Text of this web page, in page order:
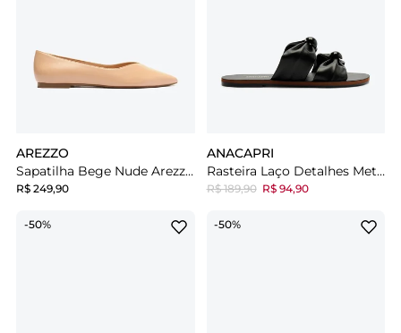
AREZZO
Sapatilha Bege Nude Arezzo Couro Bico Fino
R$ 249,90
ANACAPRI
Rasteira Laço Detalhes Metal Preta
R$ 189,90 R$ 94,90
-50% -50%